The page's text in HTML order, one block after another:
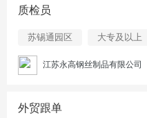
质检员
苏锡通园区 大专及以上
江苏永高钢丝制品有限公司
外贸跟单